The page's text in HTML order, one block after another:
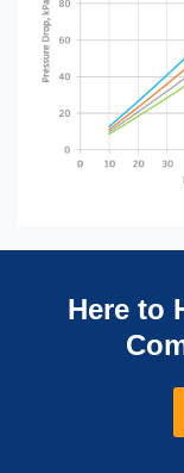
Here to